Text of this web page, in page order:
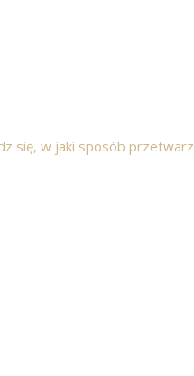
się, w jaki sposób